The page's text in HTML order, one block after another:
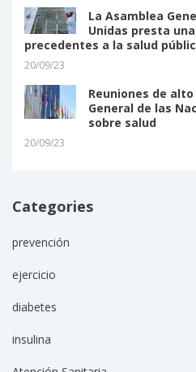
La Asamblea
Unidas presta
precedentes a la salud
20/09/23
Reuniones de
General de las
sobre salud
20/09/23
Categories
prevención
ejercicio
diabetes
insulina